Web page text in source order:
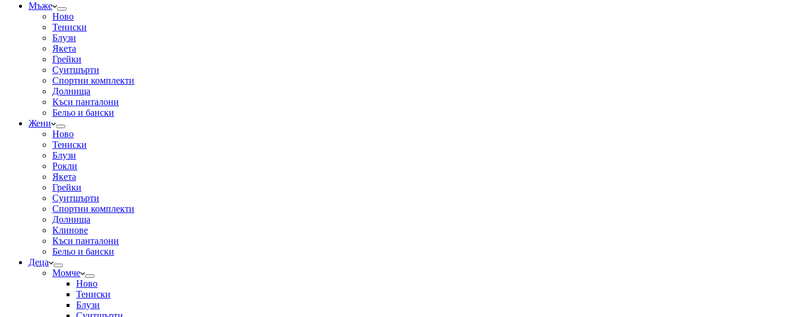
Мъже
Ново
Тениски
Блузи
Якета
Грейки
Суитшърти
Спортни комплекти
Долнища
Къси панталони
Бельо и бански
Жени
Ново
Тениски
Блузи
Рокли
Якета
Грейки
Суитшърти
Спортни комплекти
Долнища
Клинове
Къси панталони
Бельо и бански
Деца
Момче
Ново
Тениски
Блузи